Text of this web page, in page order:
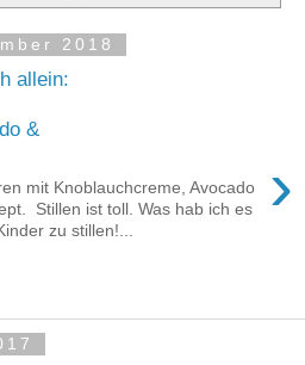
2018
allein:
&
›
mit Knoblauchcreme, Avocado
Stillen ist toll. Was hab ich es
zu stillen!...